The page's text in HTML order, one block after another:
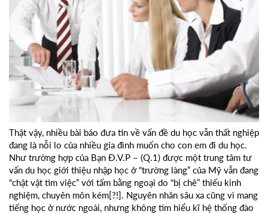
Thật vậy, nhiều bài báo đưa tin về vấn đề du học vẫn thất nghiệp
đang là nỗi lo của nhiều gia đình muốn cho con em đi du học.
Như trường hợp của Bạn Đ.V.P – (Q.1) được một trung tâm tư
vấn du học giới thiệu nhập học ở “trường làng” của Mỹ vẫn đang
“chật vật tìm việc” với tấm bằng ngoại do “bị chê” thiếu kinh
nghiệm, chuyên môn kém[?!]. Nguyên nhân sâu xa cũng vì mang
tiếng học ở nước ngoài, nhưng không tìm hiểu kĩ hệ thống đào